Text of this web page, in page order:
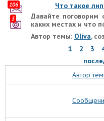
Что такое
Давайте
каких местах и что
Автор темы: Oliva,
1
2 3
106
5
Автор